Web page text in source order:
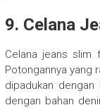
9. Celana
Celana jeans slim
Potongannya yang
dipadukan
dengan bahan